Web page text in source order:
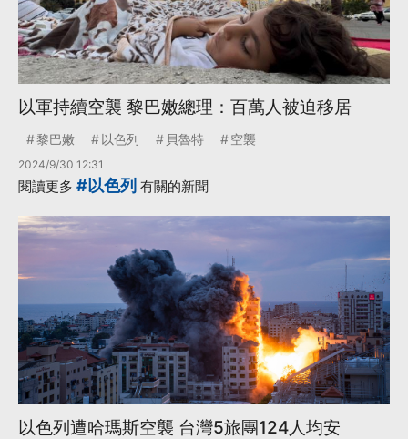
以軍持續空襲 黎巴嫩總理：百萬人被迫移居
黎巴嫩 以色列 貝魯特 空襲
2024/9/30 12:31
閱讀更多 #以色列 有關的新聞
以色列遭哈瑪斯空襲 台灣5旅團124人均安